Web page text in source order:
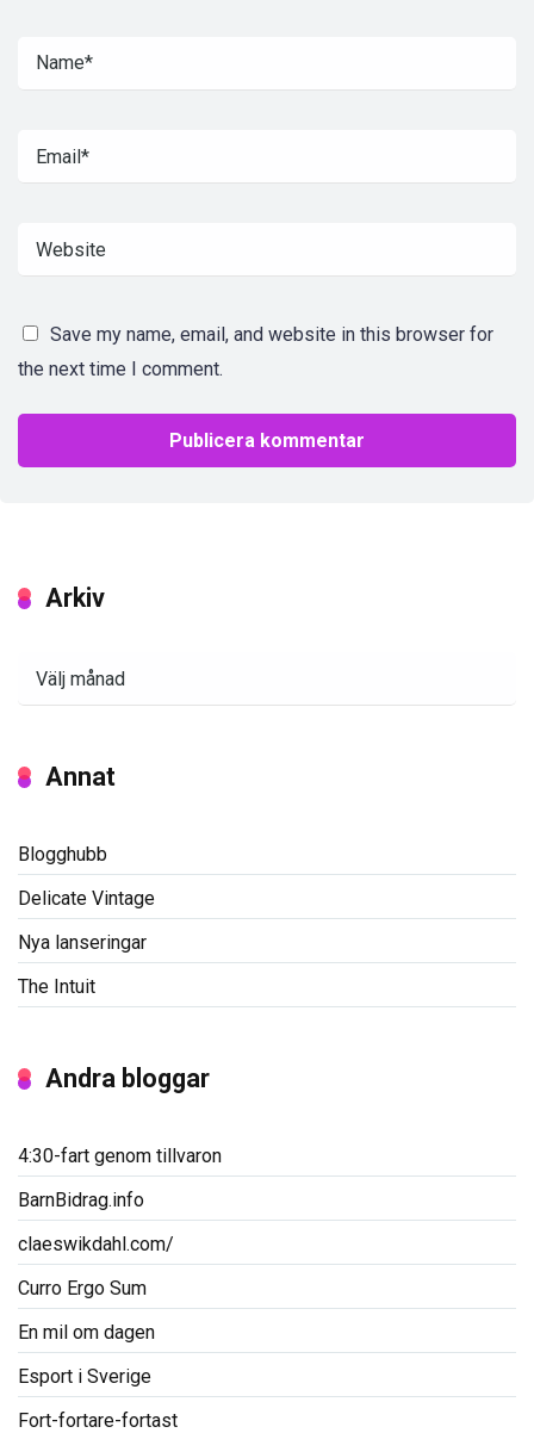
Save my name, email, and website in this browser for
the next time I comment.
Arkiv
Annat
Blogghubb
Delicate Vintage
Nya lanseringar
The Intuit
Andra bloggar
4:30-fart genom tillvaron
BarnBidrag.info
claeswikdahl.com/
Curro Ergo Sum
En mil om dagen
Esport i Sverige
Fort-fortare-fortast